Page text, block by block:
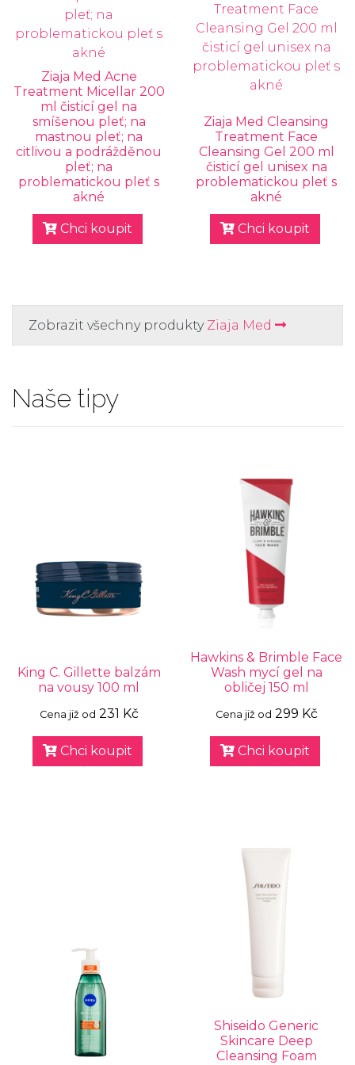
Ziaja Med Acne
Treatment Micellar 200
ml čisticí gel na
smíšenou pleť; na
mastnou pleť; na
citlivou a podrážděnou
pleť; na
problematickou pleť s
akné
Chci koupit
Ziaja Med Cleansing
Treatment Face
Cleansing Gel 200 ml
čisticí gel unisex na
problematickou pleť s
akné
Chci koupit
Zobrazit všechny produkty Ziaja Med
Naše tipy
King C. Gillette balzám
na vousy 100 ml
Cena již od 231 Kč
Chci koupit
Hawkins & Brimble Face
Wash mycí gel na
obličej 150 ml
Cena již od 299 Kč
Chci koupit
Shiseido Generic
Skincare Deep
Cleansing Foam